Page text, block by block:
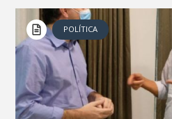
POLÍTICA